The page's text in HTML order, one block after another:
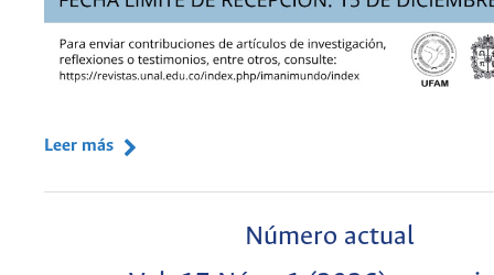
Leer más
Número actual